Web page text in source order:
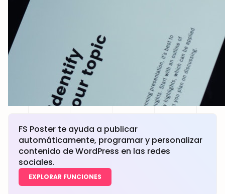
FS Poster te ayuda a publicar
automáticamente, programar y personalizar
contenido de WordPress en las redes
sociales.
EXPLORAR FUNCIONES